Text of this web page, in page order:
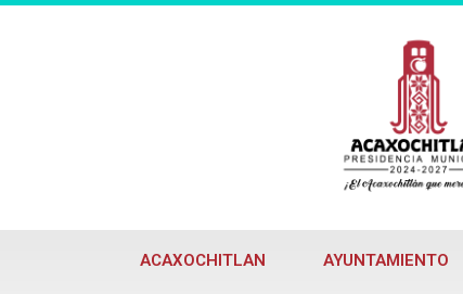
ACAXOCHITLAN AYUNTAMIENTO